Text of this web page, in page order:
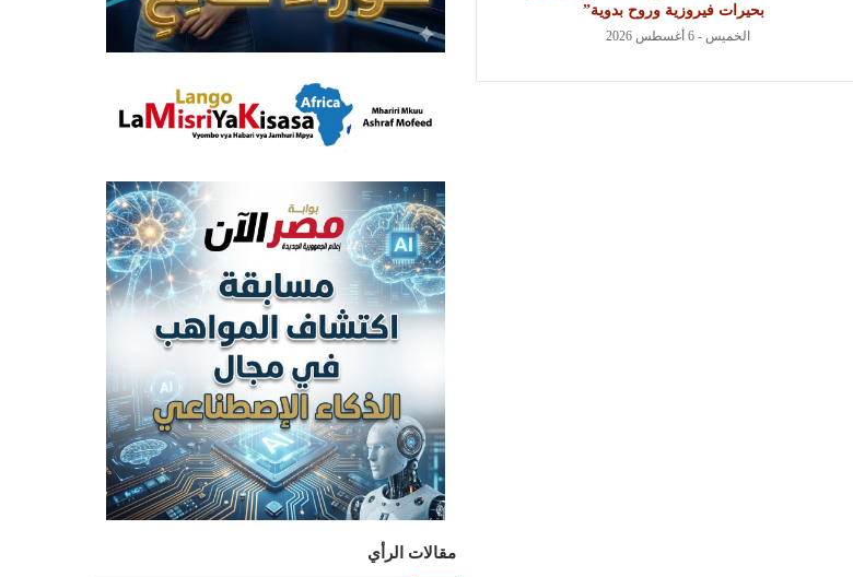
بحيرات فيروزية وروح بدوية”
الخميس - 6 أغسطس 2026
مقالات الرأي